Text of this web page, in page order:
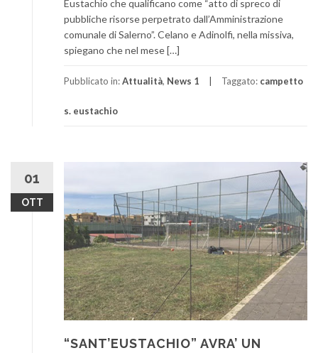
Eustachio che qualificano come “atto di spreco di
pubbliche risorse perpetrato dall’Amministrazione
comunale di Salerno”. Celano e Adinolfi, nella missiva,
spiegano che nel mese […]
Pubblicato in:Attualità, News 1 Taggato: campetto
s. eustachio
01
OTT
“SANT’EUSTACHIO” AVRA’ UN